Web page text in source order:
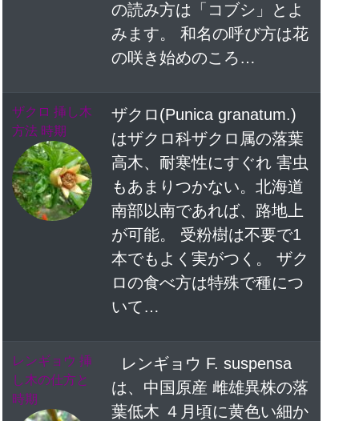
の読み方は「コブシ」とよ
みます。 和名の呼び方は花
の咲き始めのころ…
ザクロ 挿し木
方法 時期
ザクロ(Punica granatum.)
はザクロ科ザクロ属の落葉
高木、耐寒性にすぐれ 害虫
もあまりつかない。北海道
南部以南であれば、路地上
が可能。 受粉樹は不要で1
本でもよく実がつく。 ザク
ロの食べ方は特殊で種につ
いて…
レンギョウ 挿
し木の仕方と
時期
レンギョウ F. suspensa
は、中国原産 雌雄異株の落
葉低木 ４月頃に黄色い細か